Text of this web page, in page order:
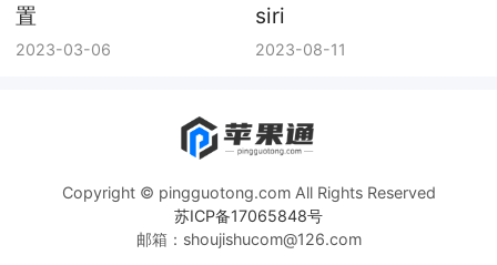
置
2023-03-06
siri
2023-08-11
Copyright © pingguotong.com All Rights Reserved
苏ICP备17065848号
邮箱：shoujishucom@126.com